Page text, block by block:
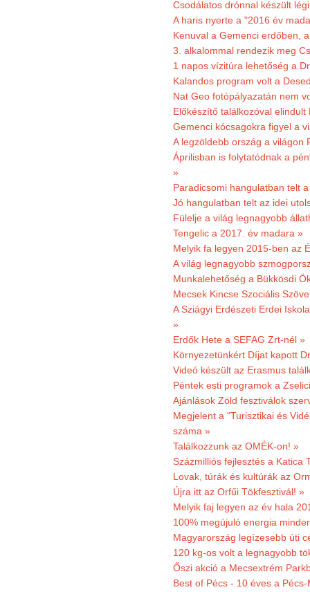
Csodálatos drónnal készült
A haris nyerte a "2016 év
Kenuval a Gemenci erdőben,
3. alkalommal rendezik meg
1 napos vízitúra lehetőség a
Kalandos program volt a
Nat Geo fotópályazatán nem
Előkészítő találkozóval
Gemenci kócsagokra figyel a
A legzöldebb ország a világon
Áprilisban is folytatódnak a
»
Paradicsomi hangulatban telt
Jó hangulatban telt az idei
Fülelje a világ legnagyobb
Tengelic a 2017. év madara »
Melyik fa legyen 2015-ben az
A világ legnagyobb
Munkalehetőség a Bükkösdi
Mecsek Kincse Szociális
A Sziágyi Erdészeti Erdei
»
Erdők Hete a SEFAG Zrt-nél »
Környezetünkért Díjat kapott
Videó készült az Erasmus
Péntek esti programok a
Ajánlások Zöld fesztiválok
Megjelent a "Turisztikai és
száma »
Találkozzunk az OMÉK-on! »
Százmilliós fejlesztés a Katica
Lovak, túrák és kultúrák az
Újra itt az Orfűi Tökfesztivál! »
Melyik faj legyen az év hala
100% megújuló energia
Magyarország legízesebb úti
120 kg-os volt a legnagyobb
Őszi akció a Mecsextrém
Best of Pécs - 10 éves a